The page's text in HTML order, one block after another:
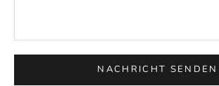
NACHRICHT SENDEN